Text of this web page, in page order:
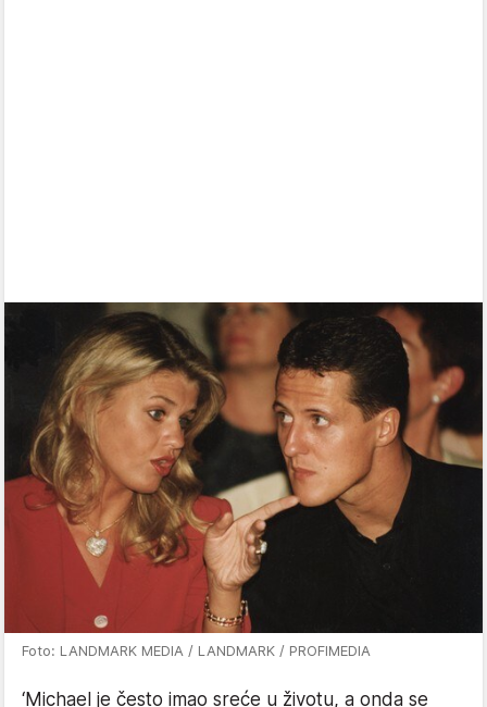
Foto: LANDMARK MEDIA / LANDMARK / PROFIMEDIA
‘Michael je često imao sreće u životu, a onda se